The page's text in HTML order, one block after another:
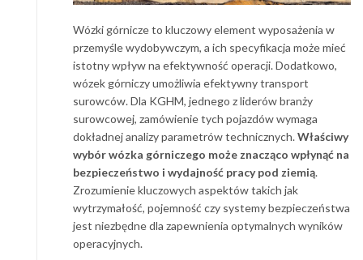
Wózki górnicze to kluczowy element wyposażenia w
przemyśle wydobywczym, a ich specyfikacja może mieć
istotny wpływ na efektywność operacji. Dodatkowo,
wózek górniczy umożliwia efektywny transport
surowców. Dla KGHM, jednego z liderów branży
surowcowej, zamówienie tych pojazdów wymaga
dokładnej analizy parametrów technicznych.Właściwy
wybór wózka górniczego może znacząco wpłynąć na
bezpieczeństwo i wydajność pracy pod ziemią.
Zrozumienie kluczowych aspektów takich jak
wytrzymałość, pojemność czy systemy bezpieczeństwa
jest niezbędne dla zapewnienia optymalnych wyników
operacyjnych.